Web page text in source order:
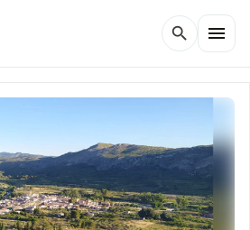
search menu